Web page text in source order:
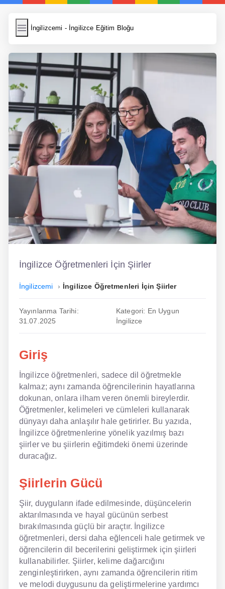
İngilizcemi - İngilizce Eğitim Bloğu
İngilizcemi
Resim Yükle
Wordpress Cache
Anasayfa
İngilizce Yemek Tarifleri
İngilizce Şarkı Sözleri
5 Günde İngilizce
Bilinçaltı İngilizce
İngilizce Biyografiler
İngilizce
Dil Eğitimi
Dil Kursu
En Kolay İngilizce
Hipnozla İngilizce
Hızlı İngilizce
İngilizce Kursu Yorum
İngilizce Kursu
Online İngilizce
Sözlük
Tavsiyeler
Gizlilik Politikası
İngilizce Öğretmenleri İçin Şiirler
İngilizcemi İngilizce Öğretmenleri İçin Şiirler
Yayınlanma Tarihi:
31.07.2025
Kategori: En Uygun
İngilizce
Giriş
İngilizce öğretmenleri, sadece dil öğretmekle
kalmaz; aynı zamanda öğrencilerinin hayatlarına
dokunan, onlara ilham veren önemli bireylerdir.
Öğretmenler, kelimeleri ve cümleleri kullanarak
dünyayı daha anlaşılır hale getirirler. Bu yazıda,
İngilizce öğretmenlerine yönelik yazılmış bazı
şiirler ve bu şiirlerin eğitimdeki önemi üzerinde
duracağız.
Şiirlerin Gücü
Şiir, duyguların ifade edilmesinde, düşüncelerin
aktarılmasında ve hayal gücünün serbest
bırakılmasında güçlü bir araçtır. İngilizce
öğretmenleri, dersi daha eğlenceli hale getirmek ve
öğrencilerin dil becerilerini geliştirmek için şiirleri
kullanabilirler. Şiirler, kelime dağarcığını
zenginleştirirken, aynı zamanda öğrencilerin ritim
ve melodi duygusunu da geliştirmelerine yardımcı